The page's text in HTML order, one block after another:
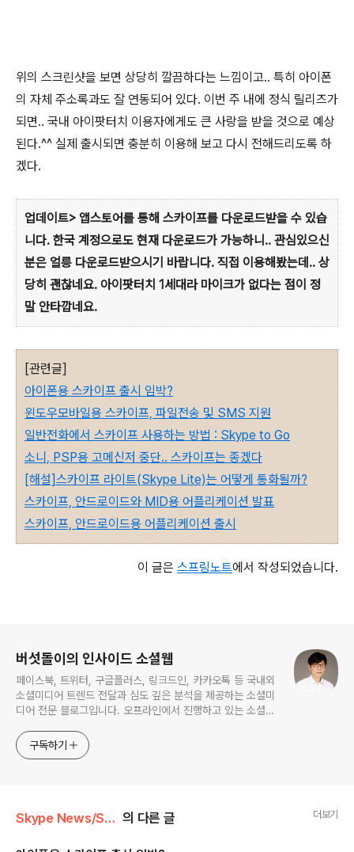
위의 스크린샷을 보면 상당히 깔끔하다는 느낌이고.. 특히 아이폰
의 자체 주소록과도 잘 연동되어 있다. 이번 주 내에 정식 릴리즈가
되면.. 국내 아이팟터치 이용자에게도 큰 사랑을 받을 것으로 예상
된다.^^ 실제 출시되면 충분히 이용해 보고 다시 전해드리도록 하
겠다.
업데이트> 앱스토어를 통해 스카이프를 다운로드받을 수 있습
니다. 한국 계정으로도 현재 다운로드가 가능하니.. 관심있으신
분은 얼릉 다운로드받으시기 바랍니다. 직접 이용해봤는데.. 상
당히 괜찮네요. 아이팟터치 1세대라 마이크가 없다는 점이 정
말 안타깝네요.
[관련글]
아이폰용 스카이프 출시 임박?
윈도우모바일용 스카이프, 파일전송 및 SMS 지원
일반전화에서 스카이프 사용하는 방법 : Skype to Go
소니, PSP용 고메신저 중단.. 스카이프는 종겠다
[해설]스카이프 라이트(Skype Lite)는 어떻게 통화될까?
스카이프, 안드로이드와 MID용 어플리케이션 발표
스카이프, 안드로이드용 어플리케이션 출시
이 글은 스프링노트에서 작성되었습니다.
버섯돌이의 인사이드 소셜웹
페이스북, 트위터, 구글플러스, 링크드인, 카카오톡 등 국내외
소셜미디어 트렌드 전달과 심도 깊은 분석을 제공하는 소셜미
디어 전문 블로그입니다. 오프라인에서 진행하고 있는 소셜미
구독하기
Skype News/Skype Mobile 의 다른 글 더보기